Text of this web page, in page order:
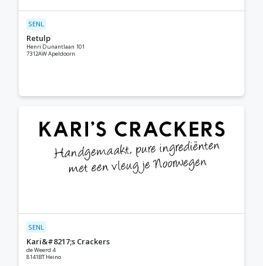
SENL
Retulp
Henri Dunantlaan 101
7312AW Apeldoorn
SENL
Kari&#8217;s Crackers
de Weerd 4
8141BT Heino